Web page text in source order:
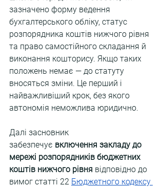
зазначено форму ведення
бухгалтерського обліку, статус
розпорядника коштів нижчого рівня
та право самостійного складання й
виконання кошторису. Якщо таких
положень немає — до статуту
вносяться зміни. Це перший і
найважливіший крок, без якого
автономія неможлива юридично.
Далі засновник
забезпечує включення закладу до
мережі розпорядників бюджетних
коштів нижчого рівня відповідно до
вимог статті 22 Бюджетного кодексу